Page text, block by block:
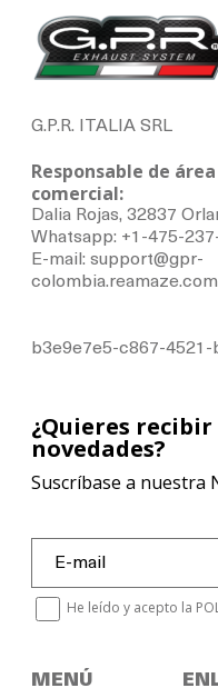
G.P.R. ITALIA SRL
Responsable de
comercial:
Dalia Rojas, 32837
Whatsapp: +1-475-
E-mail: support@gpr-
colombia.reamaze.com
b3e9e7e5-c867-
MENÚ
¿Quieres
novedades?
Suscríbase a nuestra
He leído y acepto la